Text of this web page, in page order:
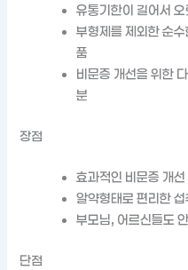
유통기한이 길어서
부형제를 제외한 순
품
비문증 개선을 위한
분
장점
효과적인 비문증 개선
알약형태로 편리한 섭
부모님, 어르신들도
단점